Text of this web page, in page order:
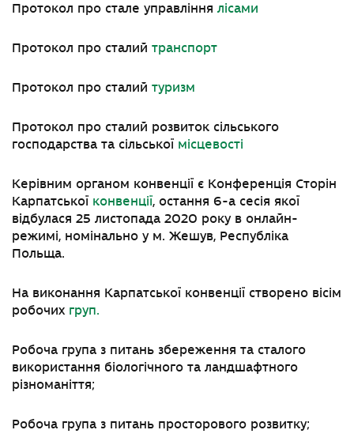
Протокол про стале управління лісами
Протокол про сталий транспорт
Протокол про сталий туризм
Протокол про сталий розвиток сільського
господарства та сільської місцевості
Керівним органом конвенції є Конференція Сторін
Карпатської конвенції, остання 6-а сесія якої
відбулася 25 листопада 2020 року в онлайн-
режимі, номінально у м. Жешув, Республіка
Польща.
На виконання Карпатської конвенції створено вісім
робочих груп.
Робоча група з питань збереження та сталого
використання біологічного та ландшафтного
різноманіття;
Робоча група з питань просторового розвитку;